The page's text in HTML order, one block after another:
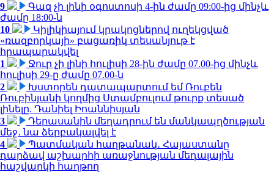
9
Գազ չի լինի օգոստոսի 4-ին ժամը 09:00-ից մինչև
ժամը 18:00-ն
10
Կիլիկիայում կրակոցներով ուղեկցված
«ռազբորկայի» բացառիկ տեսանյութ է
հրապարակվել
1
Ջուր չի լինի հուլիսի 28-ին ժամը 07.00-ից մինչև
հուլիսի 29-ը ժամը 07.00-ն
2
Խստորեն դատապարտում եմ Ռուբեն
Ռուբինյանի կողմից Ստամբուլում թուրք տեսած
լինելը. Դանիել Իոաննիսյան
3
Դերասանին մեղադրում են մանկապղծության
մեջ․ նա ձերբակալվել է
4
Պատմական հաղթանակ․ Հայաստանը
դարձավ աշխարհի առաջնության մեդալային
հաշվարկի հաղթող